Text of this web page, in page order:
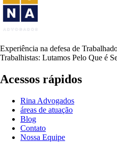
Experiência na defesa de
Trabalhistas: Lutamos Pelo Que é
Acessos rápidos
Rina Advogados
áreas de atuação
Blog
Contato
Nossa Equipe